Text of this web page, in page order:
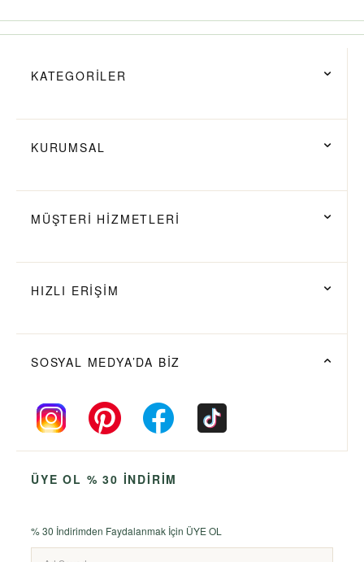
KATEGORİLER
KURUMSAL
MÜŞTERİ HİZMETLERİ
HIZLI ERİŞİM
SOSYAL MEDYA’DA BİZ
ÜYE OL % 30 İNDİRİM
% 30 İndirimden Faydalanmak İçin ÜYE OL